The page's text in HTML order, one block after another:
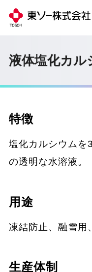
液体塩化カル
特徴
塩化カルシウムを
の透明な水溶液。
用途
凍結防止、融雪用
生産体制